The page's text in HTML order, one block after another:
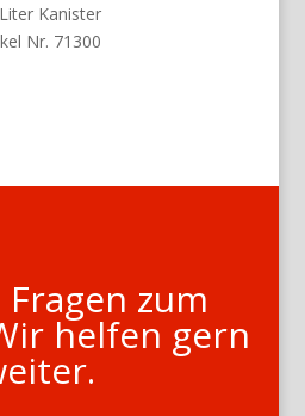
Kanister
Nr. 71300
zum
helfen gern